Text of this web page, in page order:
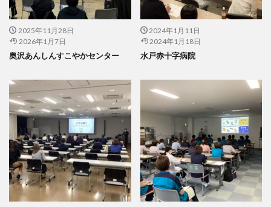
2025年11月28日
2026年1月7日
奥沢あんしんすこやかセンター
2024年1月11日
2024年1月18日
水戸赤十字病院